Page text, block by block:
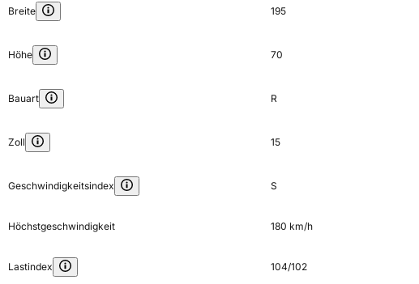
Breite 195
Höhe 70
Bauart R
Zoll 15
Geschwindigkeitsindex S
Höchstgeschwindigkeit 180 km/h
Lastindex 104/102